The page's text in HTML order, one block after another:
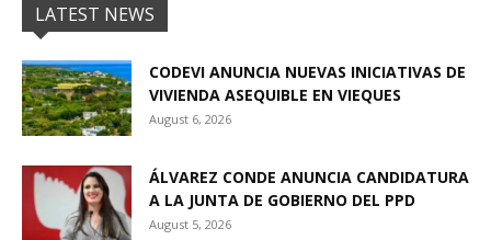
LATEST NEWS
CODEVI ANUNCIA NUEVAS INICIATIVAS DE
VIVIENDA ASEQUIBLE EN VIEQUES
August 6, 2026
ÁLVAREZ CONDE ANUNCIA CANDIDATURA
A LA JUNTA DE GOBIERNO DEL PPD
August 5, 2026